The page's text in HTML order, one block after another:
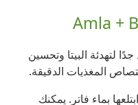
لتهدئة البيتا وتحسين
المغذيات الدقيقة.
بماء فاتر. يمكنك